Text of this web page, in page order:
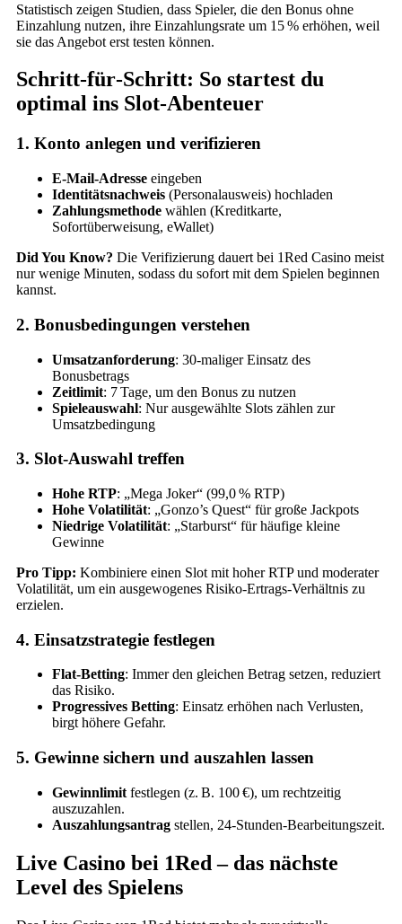
Statistisch zeigen Studien, dass Spieler, die den Bonus ohne
Einzahlung nutzen, ihre Einzahlungsrate um 15 % erhöhen, weil
sie das Angebot erst testen können.
Schritt‑für‑Schritt: So startest du
optimal ins Slot‑Abenteuer
1. Konto anlegen und verifizieren
E‑Mail-Adresse eingeben
Identitätsnachweis (Personalausweis) hochladen
Zahlungsmethode wählen (Kreditkarte,
Sofortüberweisung, eWallet)
Did You Know? Die Verifizierung dauert bei 1Red Casino meist
nur wenige Minuten, sodass du sofort mit dem Spielen beginnen
kannst.
2. Bonusbedingungen verstehen
Umsatzanforderung: 30‑maliger Einsatz des
Bonusbetrags
Zeitlimit: 7 Tage, um den Bonus zu nutzen
Spieleauswahl: Nur ausgewählte Slots zählen zur
Umsatzbedingung
3. Slot‑Auswahl treffen
Hohe RTP: „Mega Joker“ (99,0 % RTP)
Hohe Volatilität: „Gonzo’s Quest“ für große Jackpots
Niedrige Volatilität: „Starburst“ für häufige kleine
Gewinne
Pro Tipp: Kombiniere einen Slot mit hoher RTP und moderater
Volatilität, um ein ausgewogenes Risiko‑Ertrags‑Verhältnis zu
erzielen.
4. Einsatzstrategie festlegen
Flat‑Betting: Immer den gleichen Betrag setzen, reduziert
das Risiko.
Progressives Betting: Einsatz erhöhen nach Verlusten,
birgt höhere Gefahr.
5. Gewinne sichern und auszahlen lassen
Gewinnlimit festlegen (z. B. 100 €), um rechtzeitig
auszuzahlen.
Auszahlungsantrag stellen, 24‑Stunden‑Bearbeitungszeit.
Live Casino bei 1Red – das nächste
Level des Spielens